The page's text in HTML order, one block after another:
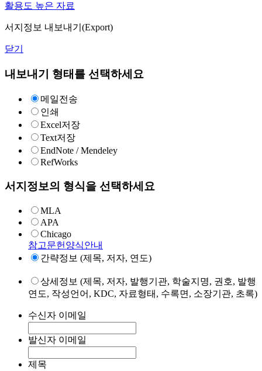
활용도 높은 자료
서지정보 내보내기(Export)
닫기
내보내기 형태를 선택하세요
메일전송
인쇄
Excel저장
Text저장
EndNote / Mendeley
RefWorks
서지정보의 형식을 선택하세요
MLA
APA
Chicago
참고문헌양식안내
간략정보 (제목, 저자, 연도)
상세정보 (제목, 저자, 발행기관, 학술지명, 권호, 발행
연도, 작성언어, KDC, 자료형태, 수록면, 소장기관, 초록)
수신자 이메일
발신자 이메일
제목